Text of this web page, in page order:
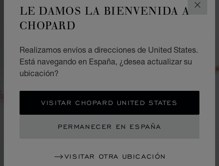
LE DAMOS LA BIENVENIDA A
CHOPARD
Realizamos envíos a direcciones de United States.
Está navegando en España, ¿desea actualizar su
ubicación?
VISITAR CHOPARD UNITED STATES
PERMANECER EN ESPAÑA
VISITAR OTRA UBICACIÓN